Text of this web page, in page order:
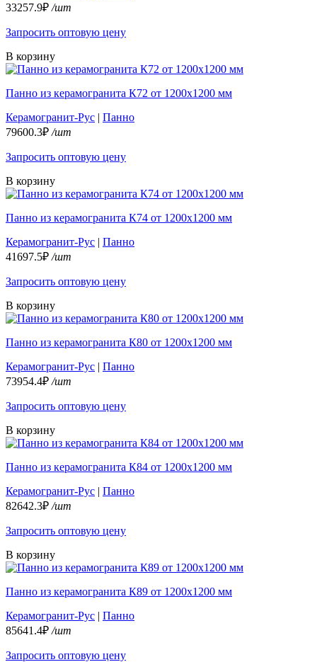
33257.9₽ /шт
Запросить оптовую цену
В корзину
Панно из керамогранита К72 от 1200х1200 мм
Керамогранит-Рус | Панно
79600.3₽ /шт
Запросить оптовую цену
В корзину
Панно из керамогранита К74 от 1200х1200 мм
Керамогранит-Рус | Панно
41697.5₽ /шт
Запросить оптовую цену
В корзину
Панно из керамогранита К80 от 1200х1200 мм
Керамогранит-Рус | Панно
73954.4₽ /шт
Запросить оптовую цену
В корзину
Панно из керамогранита К84 от 1200х1200 мм
Керамогранит-Рус | Панно
82642.3₽ /шт
Запросить оптовую цену
В корзину
Панно из керамогранита К89 от 1200х1200 мм
Керамогранит-Рус | Панно
85641.4₽ /шт
Запросить оптовую цену